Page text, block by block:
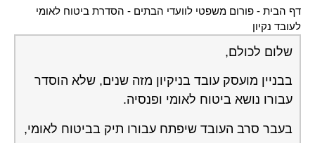
דף הבית - פורום משפטי לוועדי הבתים - הסדרת ביטוח לאומי
לעובד נקיון
שלום לכולם,
בבניין מועסק עובד בניקיון מזה שנים, שלא הוסדר
עבורו נושא ביטוח לאומי ופנסיה.
בעבר סרב העובד שיפתח עבורו תיק בביטוח לאומי,